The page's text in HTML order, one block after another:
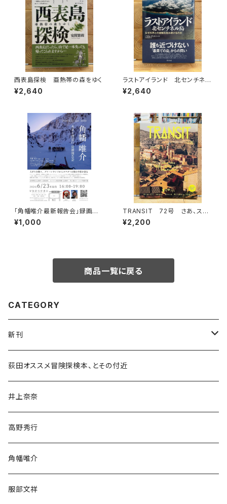
西表島探検 亜熱帯の森をゆく
¥2,640
ラストアイランド 北センチネル
島 なぜ外界との接触を拒み続
けるのか
¥2,640
「角幡唯介最新報告会」録画視
聴権
¥1,000
TRANSIT 72号 さあ、スペ
インへ！ 太陽と海と土の国
¥2,200
商品一覧に戻る
CATEGORY
新刊
和書
文学・小説・物語
随筆・ノンフィクション・その他
荻田オススメ冒険探検本、とその付近
井上奈奈
高野秀行
角幡唯介
服部文祥